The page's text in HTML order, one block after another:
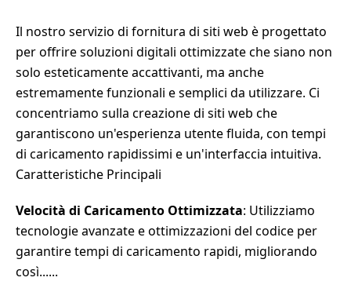
Il nostro servizio di fornitura di siti web è progettato
per offrire soluzioni digitali ottimizzate che siano non
solo esteticamente accattivanti, ma anche
estremamente funzionali e semplici da utilizzare. Ci
concentriamo sulla creazione di siti web che
garantiscono un'esperienza utente fluida, con tempi
di caricamento rapidissimi e un'interfaccia intuitiva.
Caratteristiche Principali
Velocità di Caricamento Ottimizzata: Utilizziamo
tecnologie avanzate e ottimizzazioni del codice per
garantire tempi di caricamento rapidi, migliorando
così......